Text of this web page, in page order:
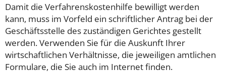
Damit die Verfahrenskostenhilfe bewilligt werden
kann, muss im Vorfeld ein schriftlicher Antrag bei der
Geschäftsstelle des zuständigen Gerichtes gestellt
werden. Verwenden Sie für die Auskunft Ihrer
wirtschaftlichen Verhältnisse, die jeweiligen amtlichen
Formulare, die Sie auch im Internet finden.